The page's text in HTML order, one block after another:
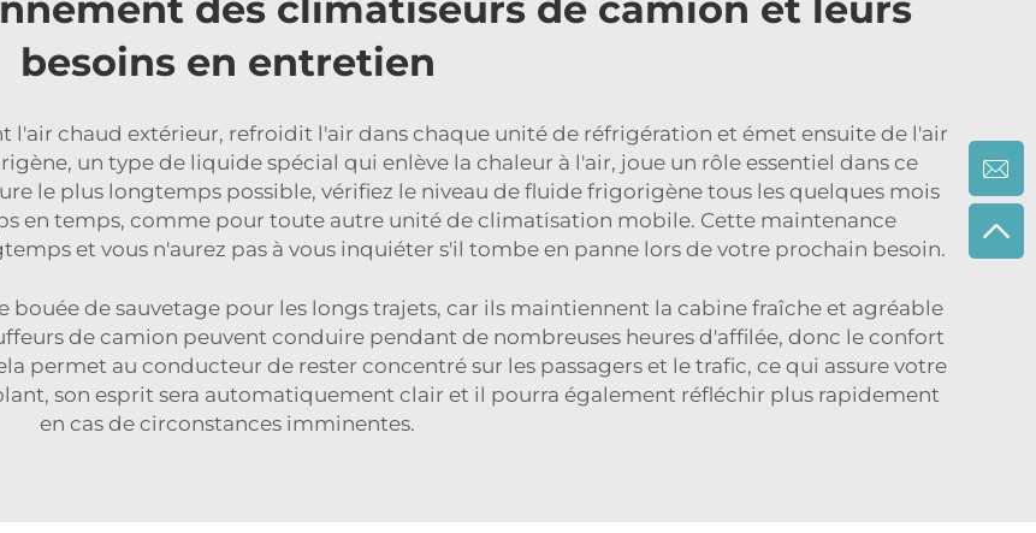
besoins en entretien
chaud extérieur, refroidit l'air dans chaque unité de réfrigération et émet ensuite de l'air
un type de liquide spécial qui enlève la chaleur à l'air, joue un rôle essentiel dans ce
le plus longtemps possible, vérifiez le niveau de fluide frigorigène tous les quelques mois
en temps, comme pour toute autre unité de climatisation mobile. Cette maintenance
et vous n'aurez pas à vous inquiéter s'il tombe en panne lors de votre prochain besoin.
de sauvetage pour les longs trajets, car ils maintiennent la cabine fraîche et agréable
de camion peuvent conduire pendant de nombreuses heures d'affilée, donc le confort
permet au conducteur de rester concentré sur les passagers et le trafic, ce qui assure votre
son esprit sera automatiquement clair et il pourra également réfléchir plus rapidement
en cas de circonstances imminentes.